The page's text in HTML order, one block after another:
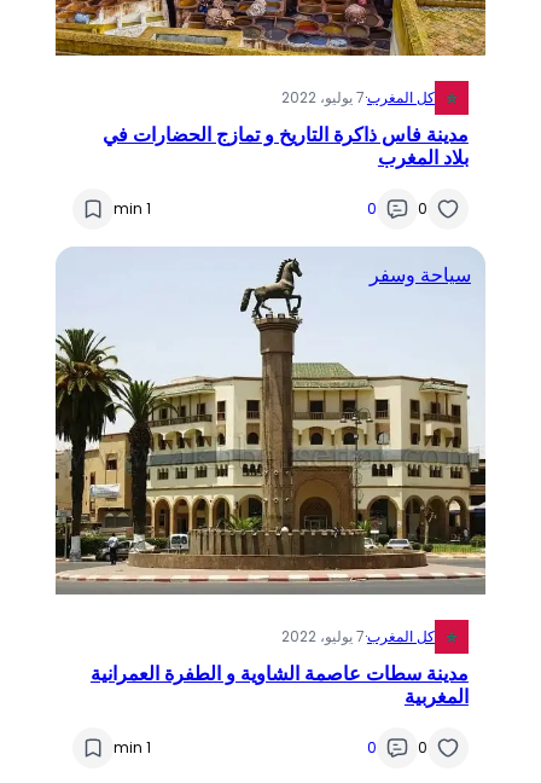
كل المغرب·7 يوليو، 2022
مدينة فاس ذاكرة التاريخ و تمازج الحضارات في
بلاد المغرب
0
0
1 min
سياحة وسفر
كل المغرب·7 يوليو، 2022
مدينة سطات عاصمة الشاوية و الطفرة العمرانية
المغربية
0
0
1 min